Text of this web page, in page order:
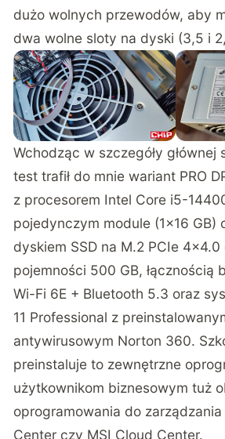
dużo wolnych przewodów, aby
dwa wolne sloty na dyski (3,5 i
Wchodząc w szczegóły głównej
test trafił do mnie wariant PRO
z procesorem Intel Core i5-
pojedynczym module (1×16 GB)
dyskiem SSD na M.2 PCIe
pojemności 500 GB, łącznością
Wi-Fi 6E + Bluetooth 5.3 oraz
11 Professional z
antywirusowym Norton 360.
preinstaluje to zewnętrzne
użytkownikom biznesowym tuż
oprogramowania do
Center czy MSI Cloud Center.